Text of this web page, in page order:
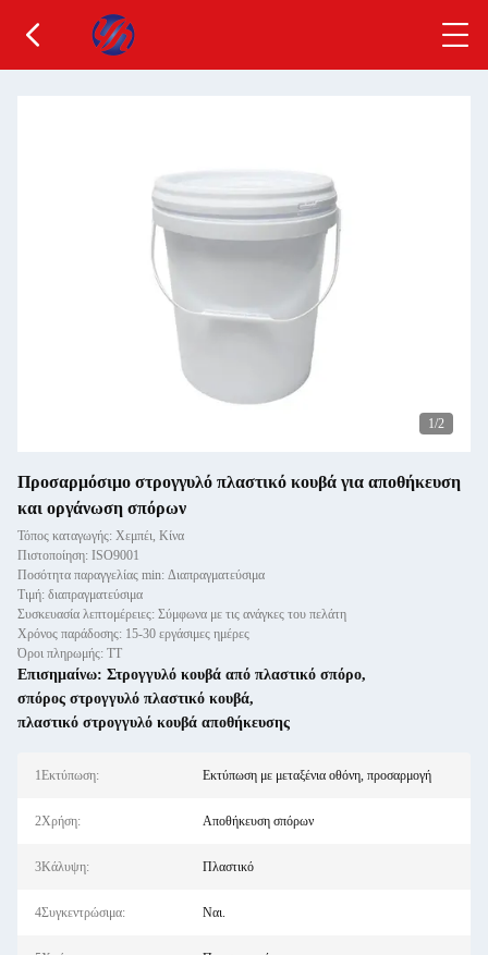
1/2
Προσαρμόσιμο στρογγυλό πλαστικό κουβά για αποθήκευση
και οργάνωση σπόρων
Τόπος καταγωγής: Χεμπέι, Κίνα
Πιστοποίηση: ISO9001
Ποσότητα παραγγελίας min: Διαπραγματεύσιμα
Τιμή: διαπραγματεύσιμα
Συσκευασία λεπτομέρειες: Σύμφωνα με τις ανάγκες του πελάτη
Χρόνος παράδοσης: 15-30 εργάσιμες ημέρες
Όροι πληρωμής: ΤΤ
Επισημαίνω: Στρογγυλό κουβά από πλαστικό σπόρο,
σπόρος στρογγυλό πλαστικό κουβά,
πλαστικό στρογγυλό κουβά αποθήκευσης
1Εκτύπωση: Εκτύπωση με μεταξένια οθόνη, προσαρμογή
2Χρήση: Αποθήκευση σπόρων
3Κάλυψη: Πλαστικό
4Συγκεντρώσιμα: Ναι.